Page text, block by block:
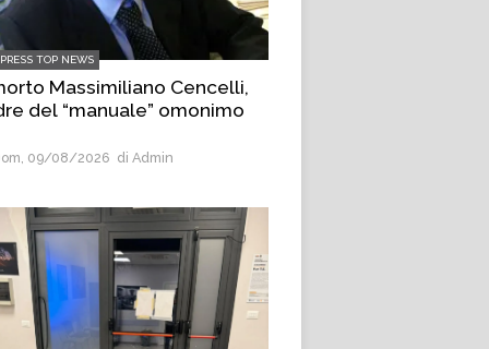
TOP NEWS
Massimiliano Cencelli,
del “manuale” omonimo
09/08/2026 di Admin